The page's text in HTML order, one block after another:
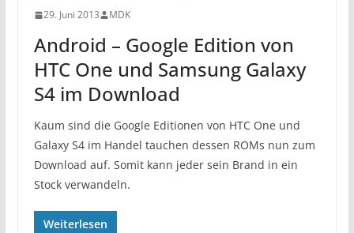
29. Juni 2013 MDK
Android – Google Edition von
HTC One und Samsung Galaxy
S4 im Download
Kaum sind die Google Editionen von HTC One und
Galaxy S4 im Handel tauchen dessen ROMs nun zum
Download auf. Somit kann jeder sein Brand in ein
Stock verwandeln.
Weiterlesen